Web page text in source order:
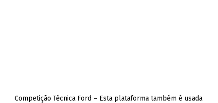
Competição Técnica Ford – Esta plataforma também é usada